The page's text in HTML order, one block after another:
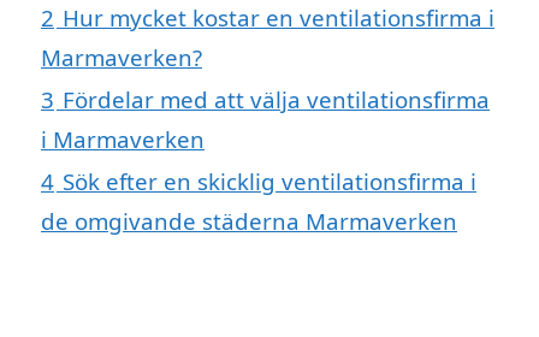
2 Hur mycket kostar en ventilationsfirma i
Marmaverken?
3 Fördelar med att välja ventilationsfirma
i Marmaverken
4 Sök efter en skicklig ventilationsfirma i
de omgivande städerna Marmaverken